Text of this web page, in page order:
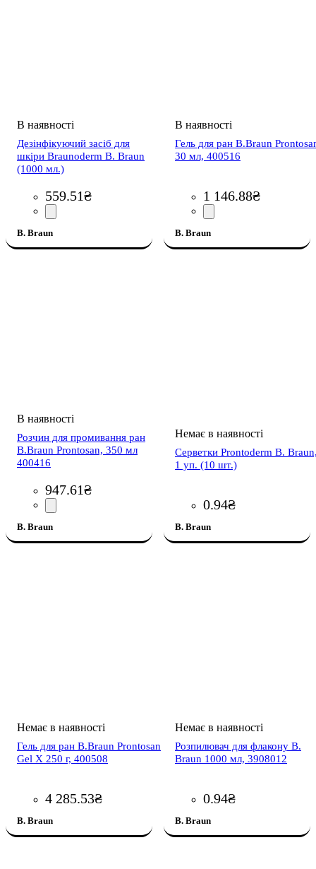
Дезінфікуючий засіб для
шкіри Braunoderm B. Braun
(1000 мл.)
559.51₴
B. Braun
Гель для ран B.Braun
30 мл, 400516
1 146.88₴
B. Braun
Розчин для промивання ран
B.Braun Prontosan, 350 мл
400416
947.61₴
B. Braun
Серветки Prontoderm B.
1 уп. (10 шт.)
0.94₴
B. Braun
Гель для ран B.Braun Prontosan
Gel X 250 г, 400508
4 285.53₴
B. Braun
Розпилювач для флакону B.
Braun 1000 мл, 3908012
0.94₴
B. Braun